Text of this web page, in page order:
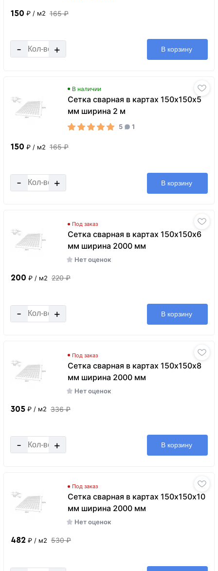
150 ₽ / м2 165 ₽
- + В корзину
В наличии
Сетка сварная в картах 150х150х5
мм ширина 2 м
5 1
150 ₽ / м2 165 ₽
- + В корзину
Под заказ
Сетка сварная в картах 150х150х6
мм ширина 2000 мм
Нет оценок
200 ₽ / м2 220 ₽
- + В корзину
Под заказ
Сетка сварная в картах 150х150х8
мм ширина 2000 мм
Нет оценок
305 ₽ / м2 336 ₽
- + В корзину
Под заказ
Сетка сварная в картах 150х150х10
мм ширина 2000 мм
Нет оценок
482 ₽ / м2 530 ₽